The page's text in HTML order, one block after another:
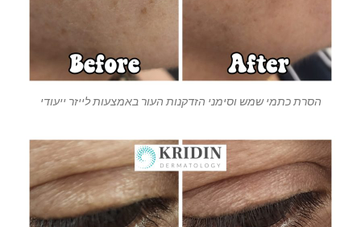
הסרת כתמי שמש וסימני הזדקנות העור באמצעות לייזר ייעודי